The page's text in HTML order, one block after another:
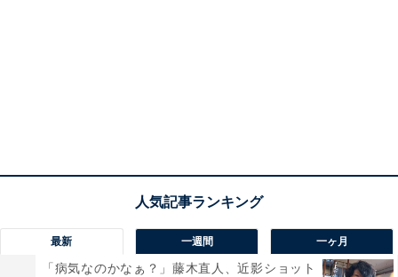
最新 一週間 一ヶ月
「病気なのかなぁ？」藤木直人、近影ショット